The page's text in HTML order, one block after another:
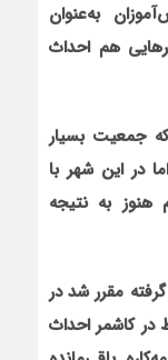
به‌عنوان
هم احداث
جمعیت بسیار
در این شهر با
این مهم هنوز به نتیجه
مقرر شد در
در کاشمر احداث